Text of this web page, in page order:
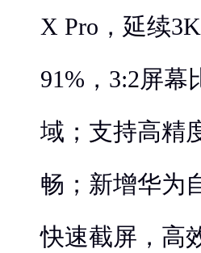
X Pro，延续
91%，3:2屏幕
域；支持高精
畅；新增华为
快速截屏，高